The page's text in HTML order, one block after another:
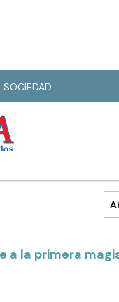
SOCIEDAD
a la primera